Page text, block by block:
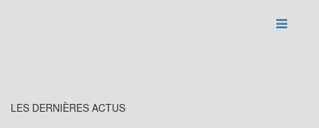
LES DERNIÈRES ACTUS